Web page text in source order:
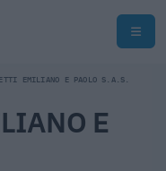
EMILIANO E PAOLO S.A.S.
E